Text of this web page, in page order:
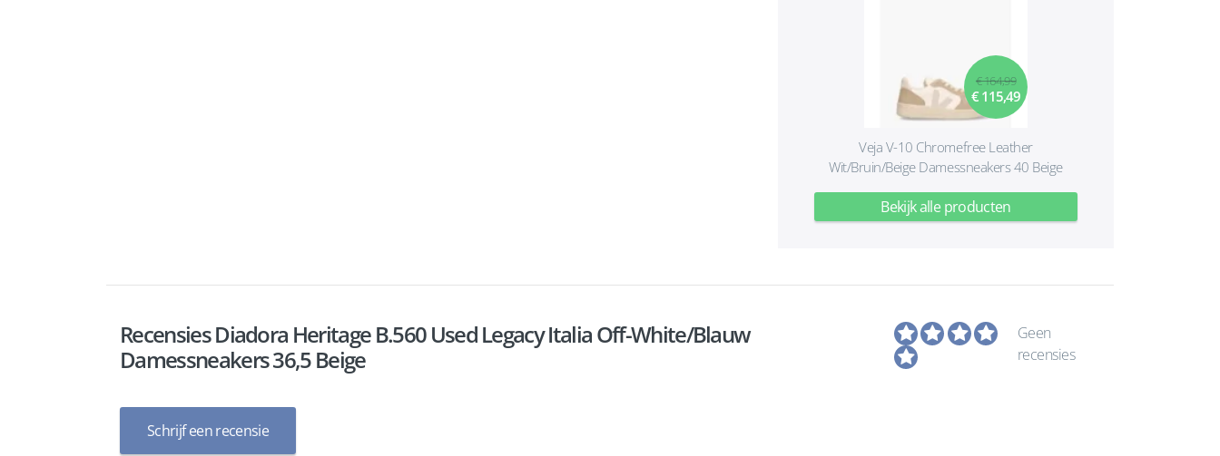
€ 164,99
€ 115,49
Veja V-10 Chromefree Leather
Wit/Bruin/Beige Damessneakers 40 Beige
Bekijk alle producten
Recensies Diadora Heritage B.560 Used Legacy Italia Off-White/Blauw
Damessneakers 36,5 Beige
Geen
recensies
Schrijf een recensie